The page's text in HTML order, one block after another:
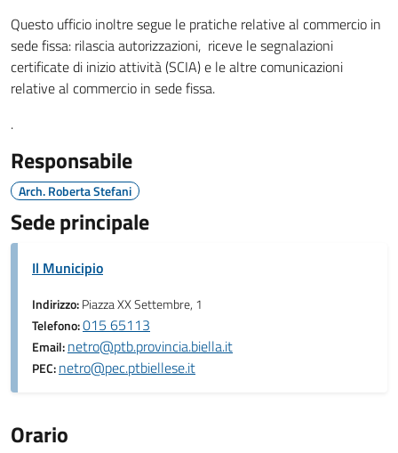
Questo ufficio inoltre segue le pratiche relative al commercio in
sede fissa: rilascia autorizzazioni, riceve le segnalazioni
certificate di inizio attività (SCIA) e le altre comunicazioni
relative al commercio in sede fissa.
.
Responsabile
Arch. Roberta Stefani
Sede principale
Il Municipio
Indirizzo:Piazza XX Settembre, 1
Telefono:015 65113
Email:netro@ptb.provincia.biella.it
PEC:netro@pec.ptbiellese.it
Orario